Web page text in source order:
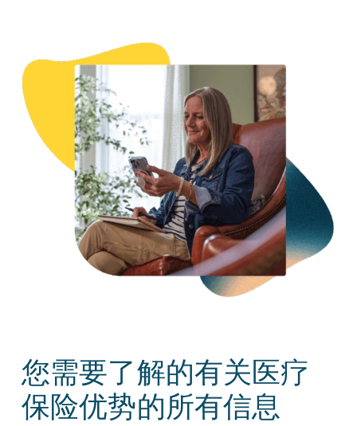
您需要了解的有关医疗
保险优势的所有信息